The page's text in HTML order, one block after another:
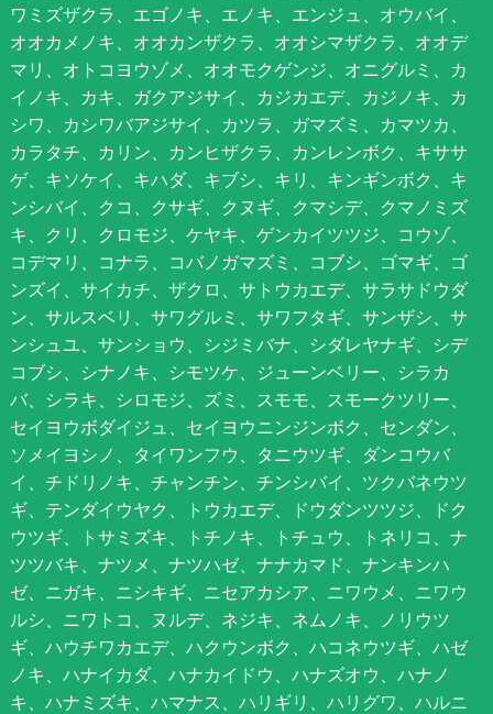
ワミズザクラ、エゴノキ、エノキ、エンジュ、オウバイ、
オオカメノキ、オオカンザクラ、オオシマザクラ、オオデ
マリ、オトコヨウゾメ、オオモクゲンジ、オニグルミ、カ
イノキ、カキ、ガクアジサイ、カジカエデ、カジノキ、カ
シワ、カシワバアジサイ、カツラ、ガマズミ、カマツカ、
カラタチ、カリン、カンヒザクラ、カンレンボク、キササ
ゲ、キソケイ、キハダ、キブシ、キリ、キンギンボク、キ
ンシバイ、クコ、クサギ、クヌギ、クマシデ、クマノミズ
キ、クリ、クロモジ、ケヤキ、ゲンカイツツジ、コウゾ、
コデマリ、コナラ、コバノガマズミ、コブシ、ゴマギ、ゴ
ンズイ、サイカチ、ザクロ、サトウカエデ、サラサドウダ
ン、サルスベリ、サワグルミ、サワフタギ、サンザシ、サ
ンシュユ、サンショウ、シジミバナ、シダレヤナギ、シデ
コブシ、シナノキ、シモツケ、ジューンベリー、シラカ
バ、シラキ、シロモジ、ズミ、スモモ、スモークツリー、
セイヨウボダイジュ、セイヨウニンジンボク、センダン、
ソメイヨシノ、タイワンフウ、タニウツギ、ダンコウバ
イ、チドリノキ、チャンチン、チンシバイ、ツクバネウツ
ギ、テンダイウヤク、トウカエデ、ドウダンツツジ、ドク
ウツギ、トサミズキ、トチノキ、トチュウ、トネリコ、ナ
ツツバキ、ナツメ、ナツハゼ、ナナカマド、ナンキンハ
ゼ、ニガキ、ニシキギ、ニセアカシア、ニワウメ、ニワウ
ルシ、ニワトコ、ヌルデ、ネジキ、ネムノキ、ノリウツ
ギ、ハウチワカエデ、ハクウンボク、ハコネウツギ、ハゼ
ノキ、ハナイカダ、ハナカイドウ、ハナズオウ、ハナノ
キ、ハナミズキ、ハマナス、ハリギリ、ハリグワ、ハルニ